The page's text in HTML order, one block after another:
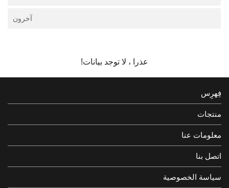
آخرون
عذرا ، لا توجد بيانات!
فِهرِس
منتجات
معلومات عنا
اتصل بنا
سياسة الخصوصية